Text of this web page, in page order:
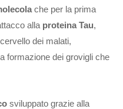
che per la prima
alla proteina Tau,
dei malati,
formazione dei grovigli che
sviluppato grazie alla